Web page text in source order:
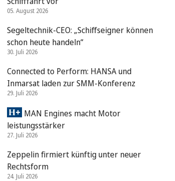
05. August 2026
Segeltechnik-CEO: „Schiffseigner können
schon heute handeln“
30. Juli 2026
Connected to Perform: HANSA und
Inmarsat laden zur SMM-Konferenz
29. Juli 2026
MAN Engines macht Motor
leistungsstärker
27. Juli 2026
Zeppelin firmiert künftig unter neuer
Rechtsform
24. Juli 2026